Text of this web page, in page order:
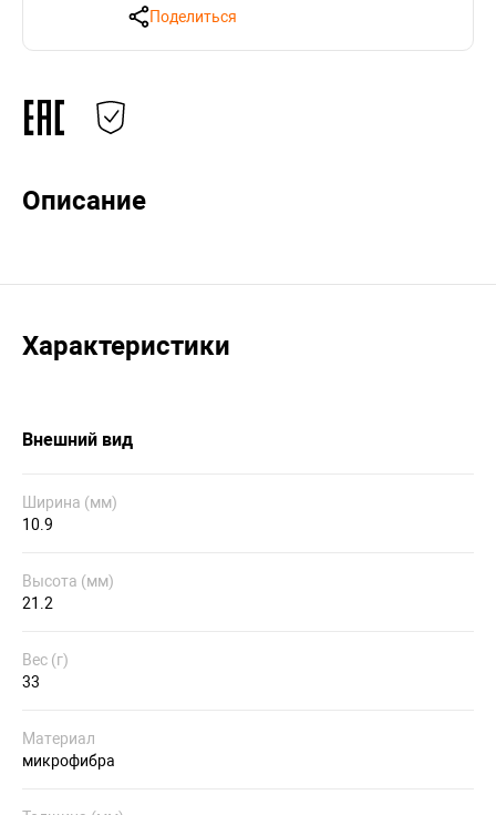
Поделиться
Описание
Характеристики
Внешний вид
Ширина (мм)
10.9
Высота (мм)
21.2
Вес (г)
33
Материал
микрофибра